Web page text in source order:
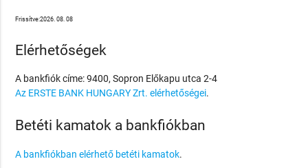
Frissítve:2026. 08. 08
Elérhetőségek
A bankfiók címe: 9400, Sopron Előkapu utca 2-4
Az ERSTE BANK HUNGARY Zrt. elérhetőségei.
Betéti kamatok a bankfiókban
A bankfiókban elérhető betéti kamatok.